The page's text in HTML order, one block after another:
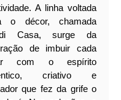
A linha voltada
o décor, chamada
Casa, surge da
de imbuir cada
com o espírito
criativo e
que fez da grife o